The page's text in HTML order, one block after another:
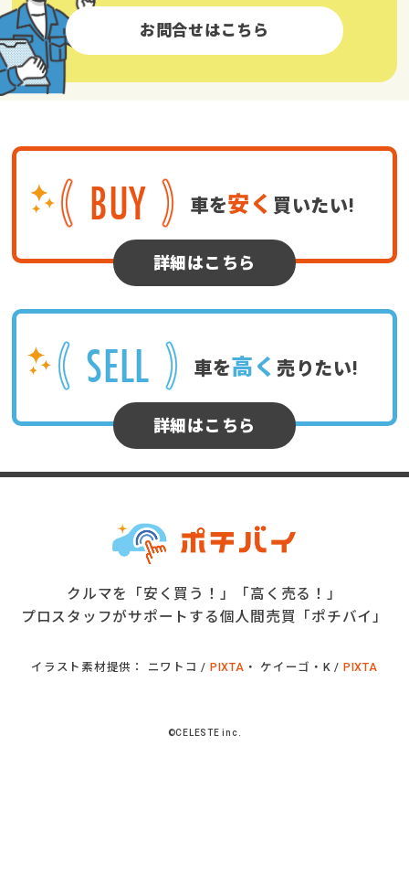
お問合せはこちら
BUY 車を安く 買いたい!
詳細はこちら
SELL 車を高く 売りたい!
詳細はこちら
クルマを「安く買う！」「高く売る！」
プロスタッフがサポートする個人間売買「ポチバイ」
イラスト素材提供： ニワトコ / PIXTA ・ ケイーゴ・K / PIXTA
©CELESTE inc.